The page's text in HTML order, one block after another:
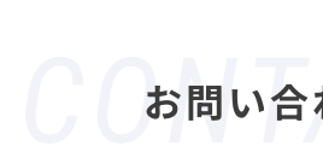
お問い合